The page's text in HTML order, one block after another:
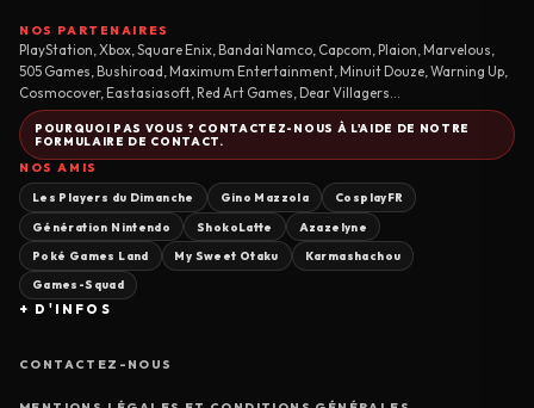
NOS PARTENAIRES
PlayStation, Xbox, Square Enix, Bandai Namco, Capcom, Plaion, Marvelous,
505 Games, Bushiroad, Maximum Entertainment, Minuit Douze, Warning Up,
Cosmocover, Eastasiasoft, Red Art Games, Dear Villagers...
POURQUOI PAS VOUS ? CONTACTEZ-NOUS À L'AIDE DE NOTRE
FORMULAIRE DE CONTACT.
NOS AMIS
Les Players du Dimanche Gino Mazzola CosplayFR
Génération Nintendo ShokoLatte Azazelyne
Poké Games Land My Sweet Otaku Karmashachou
Games-Squad
+ D'INFOS
CONTACTEZ-NOUS